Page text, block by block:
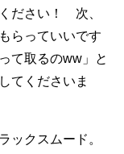
ださい！ 次、
らっていいです
て取るのww」と
てくださいま
ックスムード。